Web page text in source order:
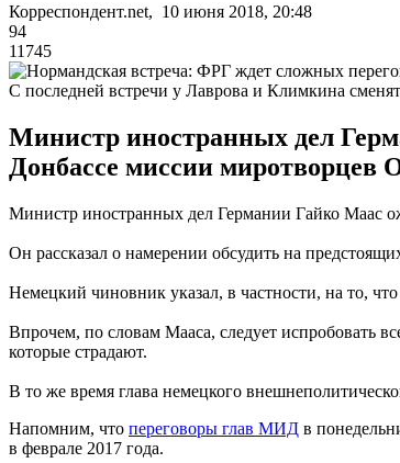
Корреспондент.net, 10 июня 2018, 20:48
94
11745
С последней встречи у Лаврова и Климкина
Министр иностранных дел
Донбассе миссии миротворцев
Министр иностранных дел Германии Гайко Маас
Он рассказал о намерении обсудить на
Немецкий чиновник указал, в частности, на то,
Впрочем, по словам Мааса, следует испробовать
которые страдают.
В то же время глава немецкого
Напомним, что переговоры глав МИД в
в феврале 2017 года.